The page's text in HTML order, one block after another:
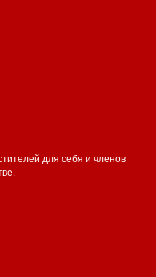
для себя и членов